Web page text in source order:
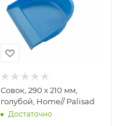
Совок, 290 x 210 мм,
голубой, Home// Palisad
Достаточно